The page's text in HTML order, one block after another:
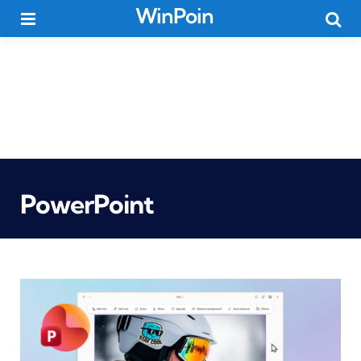
WinPoin
PowerPoint